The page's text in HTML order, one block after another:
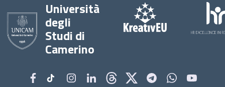
Università
degli
Studi di
Camerino